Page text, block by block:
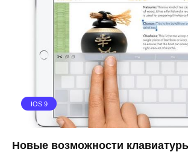
IOS 9
Новые возможности